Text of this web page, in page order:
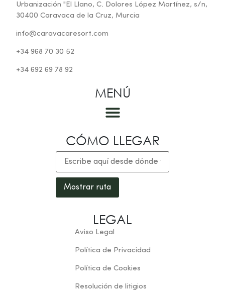
Urbanización "El Llano, C. Dolores López Martínez, s/n,
30400 Caravaca de la Cruz, Murcia
info@caravacaresort.com
+34 968 70 30 52
+34 692 69 78 92
MENÚ
CÓMO LLEGAR
LEGAL
Aviso Legal
Política de Privacidad
Política de Cookies
Resolución de litigios